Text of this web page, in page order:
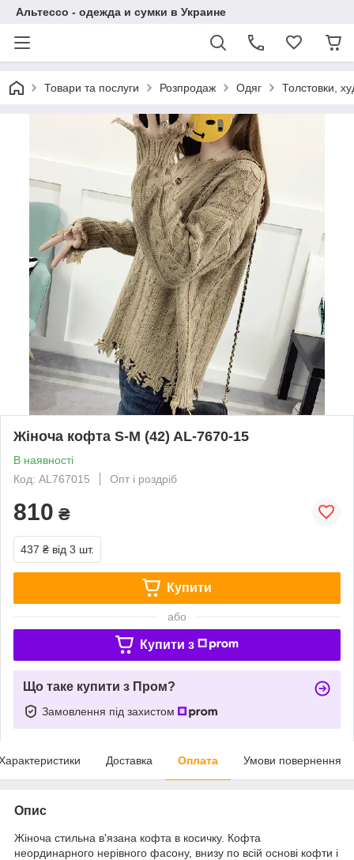
Альтессо - одежда и сумки в Украине
Товари та послуги Розпродаж Одяг Толстовки,
Жіноча кофта S-M (42) AL-7670-15
В наявності
Код: AL767015
Опт і роздріб
810 ₴
437 ₴ від 3 шт.
Купити
або
Купити з
Що таке купити з Пром?
Замовлення під захистом
Доставка Оплата Умови повернення
Опис
Жіноча стильна в'язана кофта в косичку. Кофта
неординарного нерівного фасону, внизу по всій основі кофти і